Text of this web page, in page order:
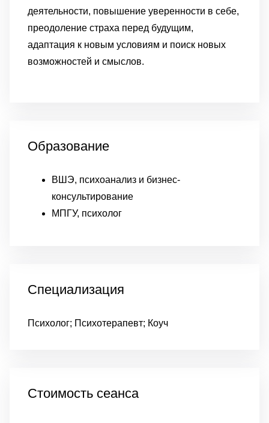
деятельности, повышение уверенности в себе,
преодоление страха перед будущим,
адаптация к новым условиям и поиск новых
возможностей и смыслов.
Образование
ВШЭ, психоанализ и бизнес-
консультирование
МПГУ, психолог
Специализация
Психолог; Психотерапевт; Коуч
Стоимость сеанса